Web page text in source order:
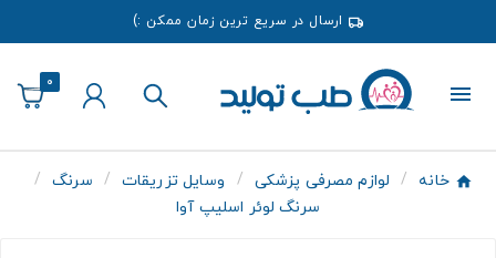
ارسال در سریع ترین زمان ممکن :)
0
خانه لوازم مصرفی پزشکی وسایل تزریقات
سرنگ
سرنگ لوئر اسلیپ آوا